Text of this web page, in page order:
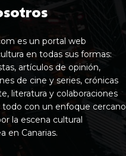
es un portal web
en todas sus formas:
artículos de opinión,
de cine y series, crónicas
literatura y colaboraciones
todo con un enfoque cercano
la escena cultural
en Canarias.